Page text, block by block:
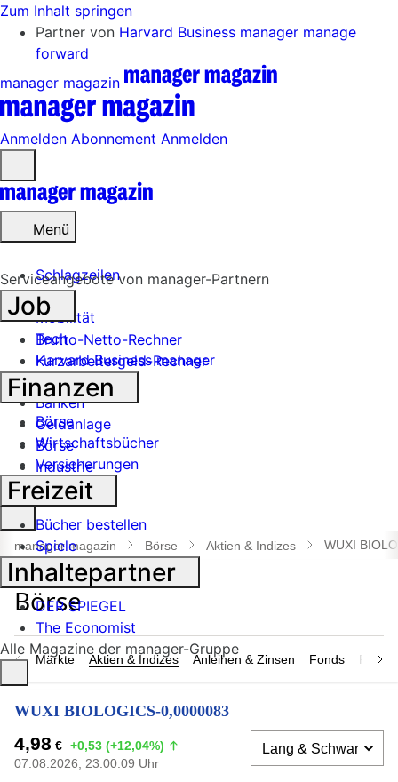
Zum Inhalt springen
Partner von Harvard Business manager manage
forward
manager magazin
Anmelden Abonnement Anmelden
öffnen
Menü
Schlagzeilen
Mobilität
Tech
Harvard Business manager
Handel
Banken
Geldanlage
Börse
Industrie
Suche
öffnen
manager magazin Börse Aktien & Indizes WUXI
Märkte Aktien & Indizes Anleihen & Zinsen Fonds
WUXI BIOLOGICS-0,0000083
4,98 € +0,53 (+12,04%)
07.08.2026, 23:00:09 Uhr
Serviceangebote von manager-Partnern
Job
Brutto-Netto-Rechner
Kurzarbeitergeld-Rechner
Finanzen
Börse
Wirtschaftsbücher
Versicherungen
Freizeit
Bücher bestellen
Spiele
Inhaltepartner
DER SPIEGEL
The Economist
Alle Magazine der manager-Gruppe